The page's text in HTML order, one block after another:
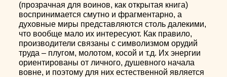
(прозрачная для воинов, как открытая книга)
воспринимается смутно и фрагментарно, а
духовные миры представляются столь далекими,
что вообще мало их интересуют. Как правило,
производители связаны с символизмом орудий
труда – плугом, молотом, косой и т.д. Их энергии
ориентированы от личного, душевного начала
вовне, и поэтому для них естественной является